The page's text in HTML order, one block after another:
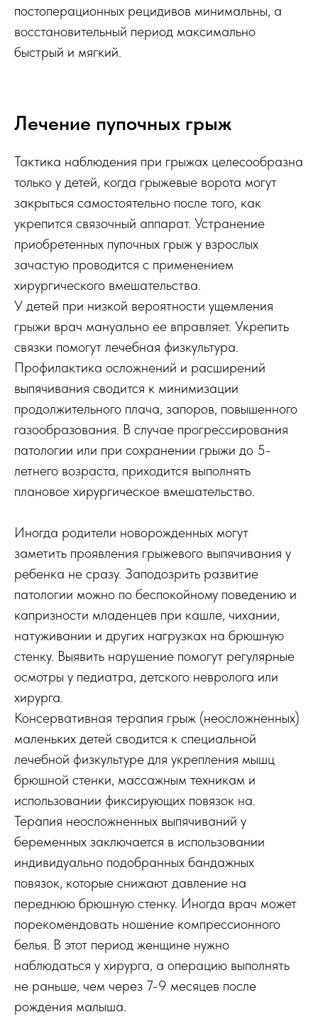
постоперационных рецидивов минимальны, а
восстановительный период максимально
быстрый и мягкий.
Лечение пупочных грыж
Тактика наблюдения при грыжах целесообразна
только у детей, когда грыжевые ворота могут
закрыться самостоятельно после того, как
укрепится связочный аппарат. Устранение
приобретенных пупочных грыж у взрослых
зачастую проводится с применением
хирургического вмешательства.
У детей при низкой вероятности ущемления
грыжи врач мануально ее вправляет. Укрепить
связки помогут лечебная физкультура.
Профилактика осложнений и расширений
выпячивания сводится к минимизации
продолжительного плача, запоров, повышенного
газообразования. В случае прогрессирования
патологии или при сохранении грыжи до 5-
летнего возраста, приходится выполнять
плановое хирургическое вмешательство.
Иногда родители новорожденных могут
заметить проявления грыжевого выпячивания у
ребенка не сразу. Заподозрить развитие
патологии можно по беспокойному поведению и
капризности младенцев при кашле, чихании,
натуживании и других нагрузках на брюшную
стенку. Выявить нарушение помогут регулярные
осмотры у педиатра, детского невролога или
хирурга.
Консервативная терапия грыж (неосложненных)
маленьких детей сводится к специальной
лечебной физкультуре для укрепления мышц
брюшной стенки, массажным техникам и
использовании фиксирующих повязок на.
Терапия неосложненных выпячиваний у
беременных заключается в использовании
индивидуально подобранных бандажных
повязок, которые снижают давление на
переднюю брюшную стенку. Иногда врач может
порекомендовать ношение компрессионного
белья. В этот период женщине нужно
наблюдаться у хирурга, а операцию выполнять
не раньше, чем через 7-9 месяцев после
рождения малыша.